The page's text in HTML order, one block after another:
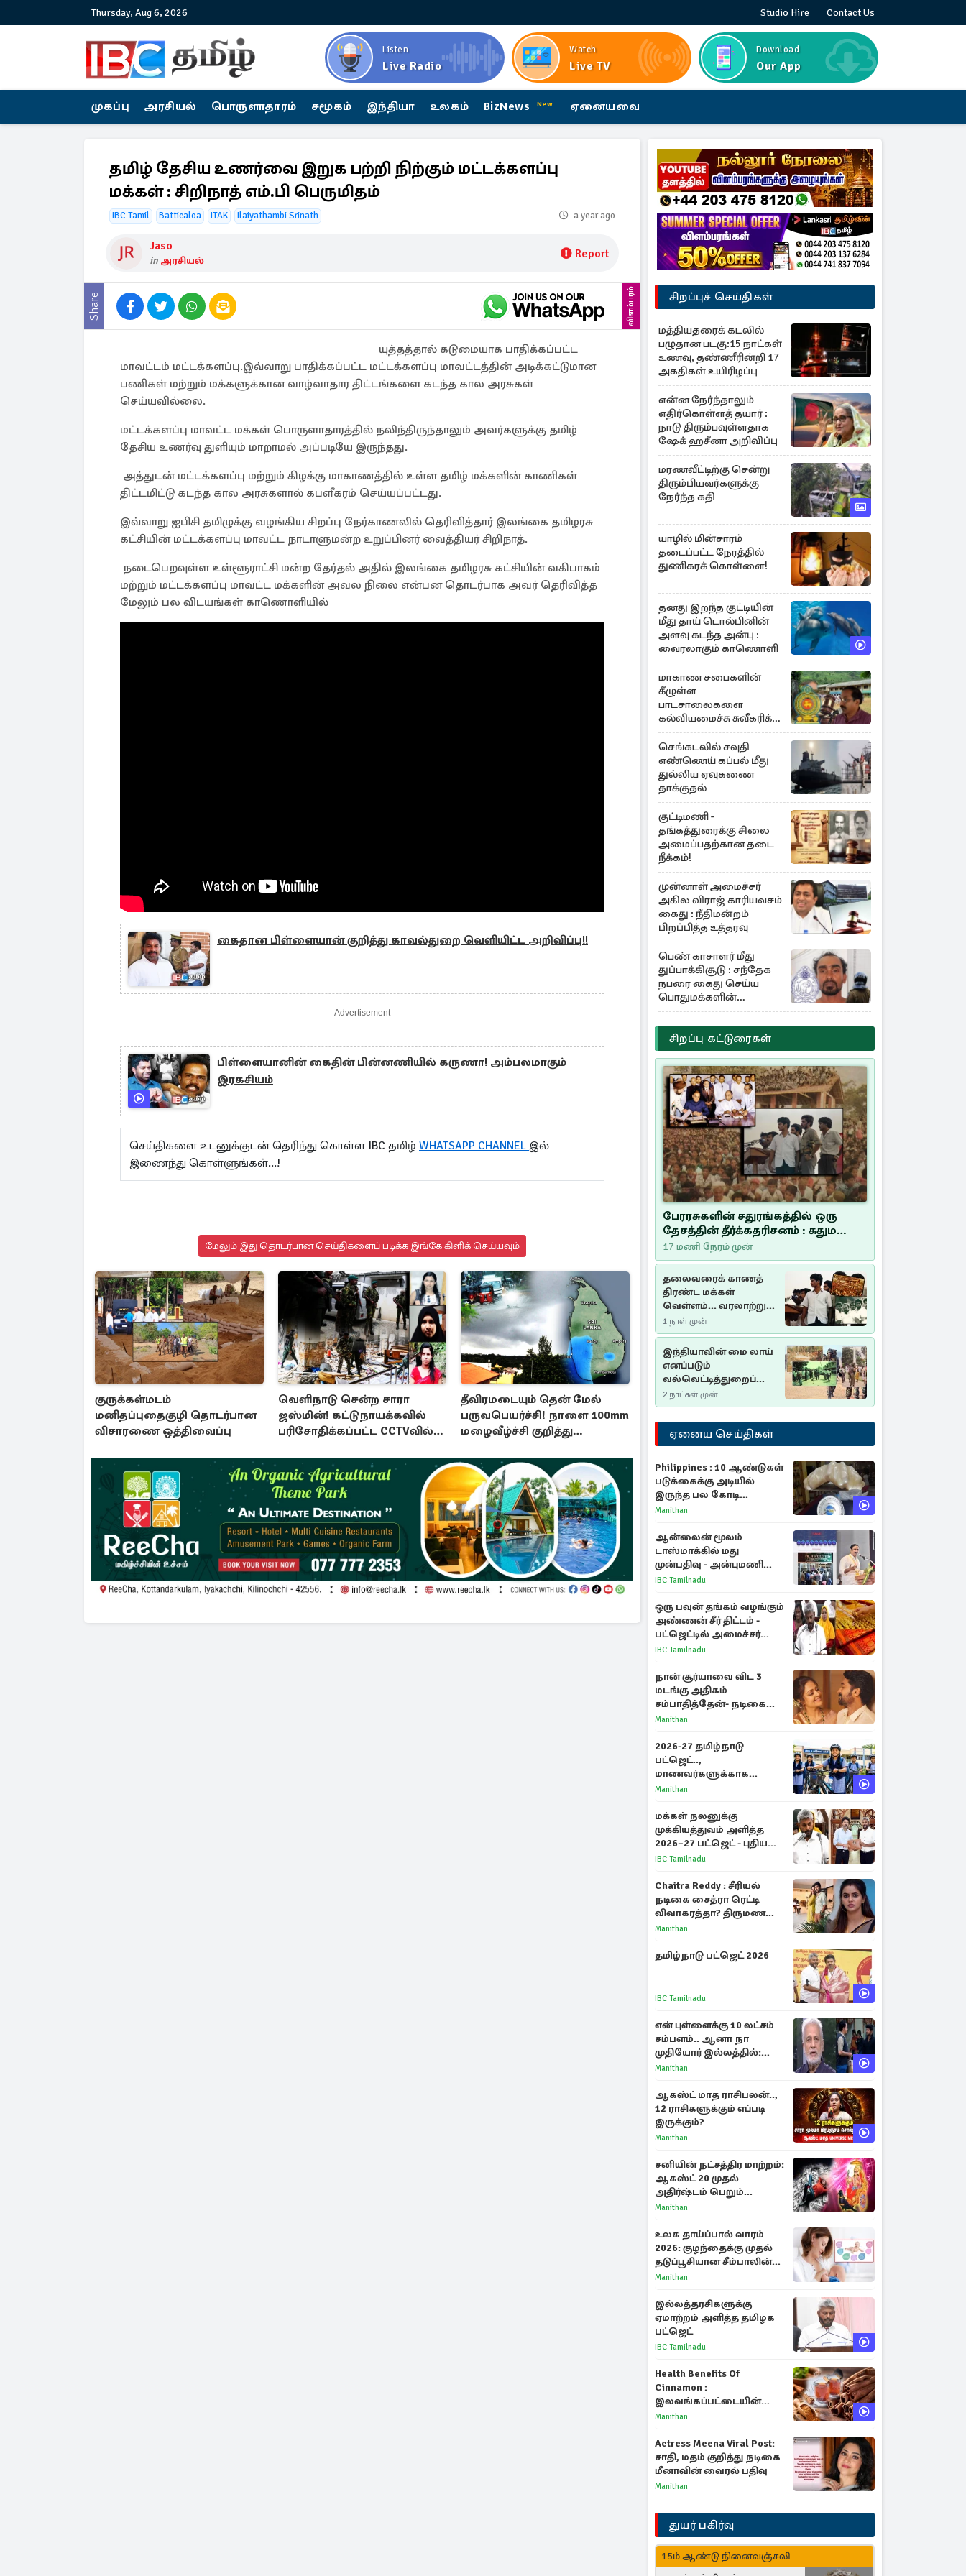
Thursday, Aug 6, 2026 Studio Hire Contact Us
Listen
Live Radio
Watch
Live TV
Download
Our App
முகப்பு அரசியல் பொருளாதாரம் சமூகம் இந்தியா உலகம் BizNews New ஏனையவை
தமிழ் தேசிய உணர்வை இறுக பற்றி நிற்கும் மட்டக்களப்பு
மக்கள் : சிறிநாத் எம்.பி பெருமிதம்
IBC Tamil Batticaloa ITAK Ilaiyathambi Srinath a year ago
Jaso
in அரசியல் Report
Share விளம்பரம்
யுத்தத்தால் கடுமையாக பாதிக்கப்பட்ட
மாவட்டம் மட்டக்களப்பு.இவ்வாறு பாதிக்கப்பட்ட மட்டக்களப்பு மாவட்டத்தின் அடிக்கட்டுமான
பணிகள் மற்றும் மக்களுக்கான வாழ்வாதார திட்டங்களை கடந்த கால அரசுகள்
செய்யவில்லை.
மட்டக்களப்பு மாவட்ட மக்கள் பொருளாதாரத்தில் நலிந்திருந்தாலும் அவர்களுக்கு தமிழ்
தேசிய உணர்வு துளியும் மாறாமல் அப்படியே இருந்தது.
அத்துடன் மட்டக்களப்பு மற்றும் கிழக்கு மாகாணத்தில் உள்ள தமிழ் மக்களின் காணிகள்
திட்டமிட்டு கடந்த கால அரசுகளால் கபளீகரம் செய்யப்பட்டது.
இவ்வாறு ஐபிசி தமிழுக்கு வழங்கிய சிறப்பு நேர்காணலில் தெரிவித்தார் இலங்கை தமிழரசு
கட்சியின் மட்டக்களப்பு மாவட்ட நாடாளுமன்ற உறுப்பினர் வைத்தியர் சிறிநாத்.
நடைபெறவுள்ள உள்ளூராட்சி மன்ற தேர்தல் அதில் இலங்கை தமிழரசு கட்சியின் வகிபாகம்
மற்றும் மட்டக்களப்பு மாவட்ட மக்களின் அவல நிலை என்பன தொடர்பாக அவர் தெரிவித்த
மேலும் பல விடயங்கள் காணொளியில்
கைதான பிள்ளையான் குறித்து காவல்துறை வெளியிட்ட அறிவிப்பு!!
Advertisement
பிள்ளையானின் கைதின் பின்னணியில் கருணா! அம்பலமாகும்
இரகசியம்
செய்திகளை உடனுக்குடன் தெரிந்து கொள்ள IBC தமிழ் WHATSAPP CHANNEL இல்
இணைந்து கொள்ளுங்கள்...!
மேலும் இது தொடர்பான செய்திகளைப் படிக்க இங்கே கிளிக் செய்யவும்
குருக்கள்மடம்
மனிதப்புதைகுழி தொடர்பான
விசாரணை ஒத்திவைப்பு
வெளிநாடு சென்ற சாரா
ஜஸ்மின்! கட்டுநாயக்கவில்
பரிசோதிக்கப்பட்ட CCTVவில்
தீவிரமடையும் தென் மேல்
பருவபெயர்ச்சி! நாளை 100mm
மழைவீழ்ச்சி குறித்து
சிறப்புச் செய்திகள்
மத்தியதரைக் கடலில்
பழுதான படகு:15 நாட்கள்
உணவு, தண்ணீரின்றி 17
அகதிகள் உயிரிழப்பு
என்ன நேர்ந்தாலும்
எதிர்கொள்ளத் தயார் :
நாடு திரும்பவுள்ளதாக
ஷேக் ஹசீனா அறிவிப்பு
மரணவீட்டிற்கு சென்று
திரும்பியவர்களுக்கு
நேர்ந்த கதி
யாழில் மின்சாரம்
தடைப்பட்ட நேரத்தில்
துணிகரக் கொள்ளை!
தனது இறந்த குட்டியின்
மீது தாய் டொல்பினின்
அளவு கடந்த அன்பு :
வைரலாகும் காணொளி
மாகாண சபைகளின்
கீழுள்ள
பாடசாலைகளை
கல்வியமைச்சு சுவீகரிக்க
சட்டமில்லை :
கிடைத்தது வெற்றி
செங்கடலில் சவுதி
எண்ணெய் கப்பல் மீது
துல்லிய ஏவுகணை
தாக்குதல்
குட்டிமணி -
தங்கத்துரைக்கு சிலை
அமைப்பதற்கான தடை
நீக்கம்!
முன்னாள் அமைச்சர்
அகில விராஜ் காரியவசம்
கைது : நீதிமன்றம்
பிறப்பித்த உத்தரவு
பெண் காசாளர் மீது
துப்பாக்கிசூடு : சந்தேக
நபரை கைது செய்ய
பொதுமக்களின்
உதவியை நாடும்
காவல்துறை
சிறப்பு கட்டுரைகள்
பேரரசுகளின் சதுரங்கத்தில் ஒரு
தேசத்தின் தீர்க்கதரிசனம் : சுதுமலை
பிரகடனம் ஒரு வரலாற்றுப் பாடம்
17 மணி நேரம் முன்
தலைவரைக் காணத்
திரண்ட மக்கள்
வெள்ளம்... வரலாற்றுச்
சிறப்புமிக்க சுதுமலைப்
பிரகடனம்…
1 நாள் முன்
இந்தியாவின் மை லாய்
எனப்படும்
வல்வெட்டித்துறைப்
படுகொலை…
2 நாட்கள் முன்
ஏனைய செய்திகள்
Philippines : 10 ஆண்டுகள்
படுக்கைக்கு அடியில்
இருந்த பல கோடி
மதிப்புள்ள அரிய முத்து!
Manithan
ஆன்லைன் மூலம்
டாஸ்மாக்கில் மது
முன்பதிவு - அன்புமணி
ராமதாஸ் எதிர்ப்பு
IBC Tamilnadu
ஒரு பவுன் தங்கம் வழங்கும்
அண்ணன் சீர் திட்டம் -
பட்ஜெட்டில் அமைச்சர்
மரிய வில்சன் அறிவிப்பு!
IBC Tamilnadu
நான் சூர்யாவை விட 3
மடங்கு அதிகம்
சம்பாதித்தேன்- நடிகை
ஜோதிகா
Manithan
2026-27 தமிழ்நாடு
பட்ஜெட்..,
மாணவர்களுக்காக
வெளியான முக்கிய
Manithan
மக்கள் நலனுக்கு
முக்கியத்துவம் அளித்த
2026–27 பட்ஜெட் - புதிய
நலத்திட்டங்கள்
IBC Tamilnadu
Chaitra Reddy : சீரியல்
நடிகை சைத்ரா ரெட்டி
விவாகரத்தா? திருமண
புகைப்படங்களை நீக்கம்
Manithan
தமிழ்நாடு பட்ஜெட் 2026
IBC Tamilnadu
என் புள்ளைக்கு 10 லட்சம்
சம்பளம்.. ஆனா நா
முதியோர் இல்லத்தில்:
நடிகரின் கண்ணீர் பேட்டி
Manithan
ஆகஸ்ட் மாத ராசிபலன்..,
12 ராசிகளுக்கும் எப்படி
இருக்கும்?
Manithan
சனியின் நட்சத்திர மாற்றம்:
ஆகஸ்ட் 20 முதல்
அதிர்ஷ்டம் பெறும்
ராசிகள்!
Manithan
உலக தாய்ப்பால் வாரம்
2026: குழந்தைக்கு முதல்
தடுப்பூசியான சீம்பாலின்
முக்கியத்துவம்!
Manithan
இல்லத்தரசிகளுக்கு
ஏமாற்றம் அளித்த தமிழக
பட்ஜெட்
IBC Tamilnadu
Health Benefits Of
Cinnamon :
இலவங்கப்பட்டையின்
மருத்துவ குணங்களும்
நன்மைகளும்!
Manithan
Actress Meena Viral Post:
சாதி, மதம் குறித்து நடிகை
மீனாவின் வைரல் பதிவு
Manithan
துயர் பகிர்வு
15ம் ஆண்டு நினைவஞ்சலி